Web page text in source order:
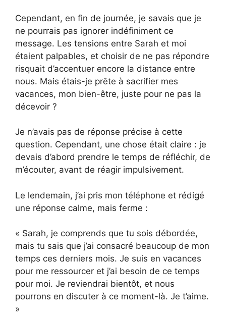
Cependant, en fin de journée, je savais que je
ne pourrais pas ignorer indéfiniment ce
message. Les tensions entre Sarah et moi
étaient palpables, et choisir de ne pas répondre
risquait d’accentuer encore la distance entre
nous. Mais étais-je prête à sacrifier mes
vacances, mon bien-être, juste pour ne pas la
décevoir ?
Je n’avais pas de réponse précise à cette
question. Cependant, une chose était claire : je
devais d’abord prendre le temps de réfléchir, de
m’écouter, avant de réagir impulsivement.
Le lendemain, j’ai pris mon téléphone et rédigé
une réponse calme, mais ferme :
« Sarah, je comprends que tu sois débordée,
mais tu sais que j’ai consacré beaucoup de mon
temps ces derniers mois. Je suis en vacances
pour me ressourcer et j’ai besoin de ce temps
pour moi. Je reviendrai bientôt, et nous
pourrons en discuter à ce moment-là. Je t’aime.
»